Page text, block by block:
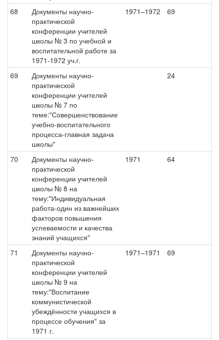
68
Документы научно-
практической
конференции учителей
школы № 3 по учебной и
воспитательной работе за
1971-1972 уч.г.
1971–1972 69
69
Документы научно-
практической
конференции учителей
школы № 7 по
теме:"Совершенствование
учебно-воспитательного
процесса-главная задача
школы"
24
70
Документы научно-
практической
конференции учителей
школы № 8 на
тему:"Индивидуальная
работа-один из важнейших
факторов повышения
успеваемости и качества
знаний учащихся"
1971 64
71
Документы научно-
практической
конференции учителей
школы № 9 на
тему:"Воспитание
коммунистической
убеждённости учащихся в
процессе обучения" за
1971 г.
1971–1971 69